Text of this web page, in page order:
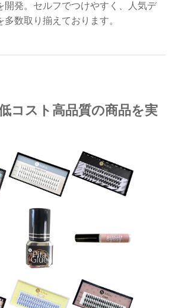
開発。セルフでつけやすく、人気デ
数取り揃えております。
コスト高品質の商品を実